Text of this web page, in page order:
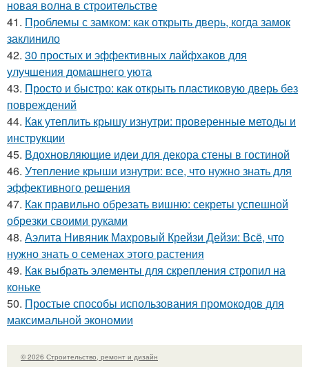
новая волна в строительстве
41. Проблемы с замком: как открыть дверь, когда замок
заклинило
42. 30 простых и эффективных лайфхаков для
улучшения домашнего уюта
43. Просто и быстро: как открыть пластиковую дверь без
повреждений
44. Как утеплить крышу изнутри: проверенные методы и
инструкции
45. Вдохновляющие идеи для декора стены в гостиной
46. Утепление крыши изнутри: все, что нужно знать для
эффективного решения
47. Как правильно обрезать вишню: секреты успешной
обрезки своими руками
48. Аэлита Нивяник Махровый Крейзи Дейзи: Всё, что
нужно знать о семенах этого растения
49. Как выбрать элементы для скрепления стропил на
коньке
50. Простые способы использования промокодов для
максимальной экономии
© 2026 Строительство, ремонт и дизайн